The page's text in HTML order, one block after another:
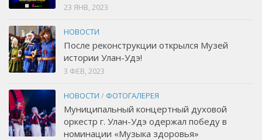
23 ЯНВ, 2023
НОВОСТИ
После реконструкции открылся Музей
истории Улан-Удэ!
3 ФЕВ, 2023
НОВОСТИ / ФОТОГАЛЕРЕЯ
Муниципальный концертный духовой
оркестр г. Улан-Удэ одержал победу в
номинации «Музыка здоровья»